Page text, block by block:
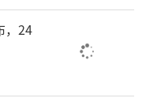
，24